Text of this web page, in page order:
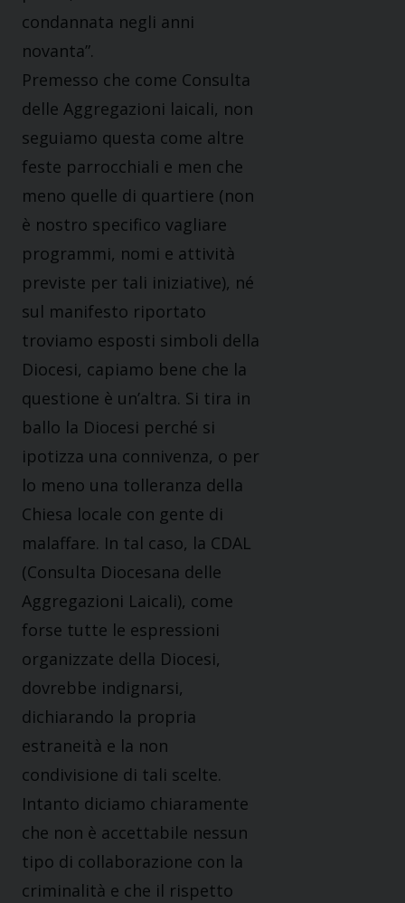
condannata negli anni
novanta”.
Premesso che come Consulta
delle Aggregazioni laicali, non
seguiamo questa come altre
feste parrocchiali e men che
meno quelle di quartiere (non
è nostro specifico vagliare
programmi, nomi e attività
previste per tali iniziative), né
sul manifesto riportato
troviamo esposti simboli della
Diocesi, capiamo bene che la
questione è un’altra. Si tira in
ballo la Diocesi perché si
ipotizza una connivenza, o per
lo meno una tolleranza della
Chiesa locale con gente di
malaffare. In tal caso, la CDAL
(Consulta Diocesana delle
Aggregazioni Laicali), come
forse tutte le espressioni
organizzate della Diocesi,
dovrebbe indignarsi,
dichiarando la propria
estraneità e la non
condivisione di tali scelte.
Intanto diciamo chiaramente
che non è accettabile nessun
tipo di collaborazione con la
criminalità e che il rispetto